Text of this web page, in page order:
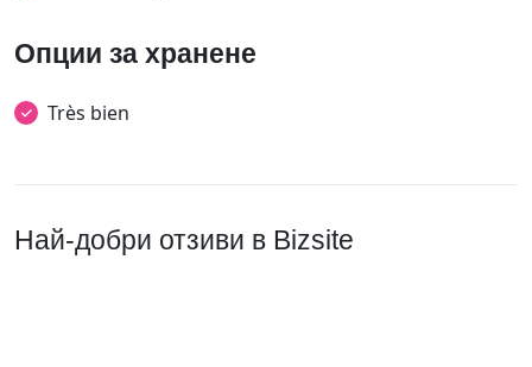
Опции за хранене
Très bien
Най-добри отзиви в Bizsite